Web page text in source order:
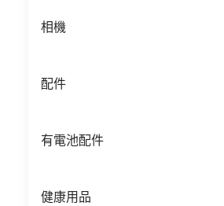
相機
配件
有電池配件
健康用品